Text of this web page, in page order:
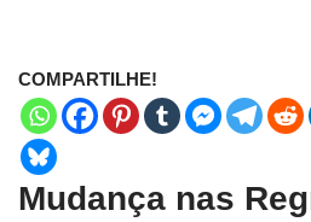
COMPARTILHE!
Mudança nas